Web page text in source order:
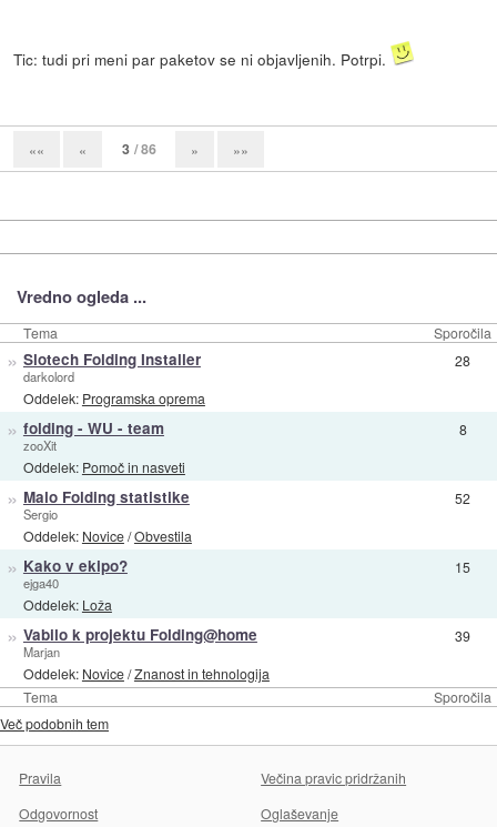
Tic: tudi pri meni par paketov se ni objavljenih. Potrpi.
«« « 3 / 86 » »»
Vredno ogleda ...
Tema Sporočila
Tema Sporočila
» Slotech Folding Installer
darkolord
Oddelek: Programska oprema
28
» folding - WU - team
zooXit
Oddelek: Pomoč in nasveti
8
» Malo Folding statistike
Sergio
Oddelek: Novice/Obvestila
52
» Kako v ekipo?
ejga40
Oddelek: Loža
15
» Vabilo k projektu Folding@home
Marjan
Oddelek: Novice/Znanost in tehnologija
39
Več podobnih tem
Pravila
Večina pravic pridržanih
Odgovornost
Oglaševanje